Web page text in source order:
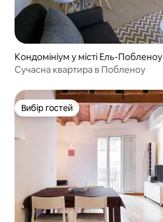
Кондомініум у місті Ель-Побленоу
Сучасна квартира в Побленоу
Вибір гостей
Вибір гостей